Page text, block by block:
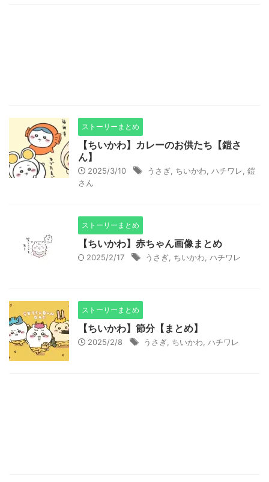
ストーリーまとめ
【ちいかわ】カレーのお供たち【鎧さ
ん】
2025/3/10 うさぎ ちいかわ ハチワレ 鎧
さん
ストーリーまとめ
【ちいかわ】赤ちゃん画像まとめ
2025/2/17 うさぎ ちいかわ ハチワレ
ストーリーまとめ
【ちいかわ】節分【まとめ】
2025/2/8 うさぎ ちいかわ ハチワレ